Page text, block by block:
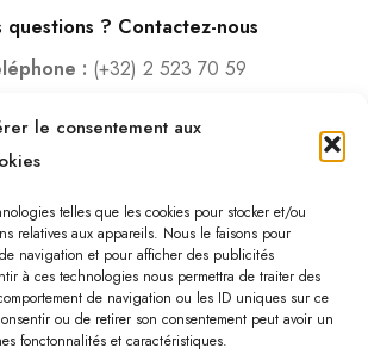
le consentement aux
telles que les cookies pour stocker et/ou
relatives aux appareils. Nous le faisons pour
navigation et pour afficher des publicités
à ces technologies nous permettra de traiter des
de navigation ou les ID uniques sur ce
ou de retirer son consentement peut avoir un
fonctonnalités et caractéristiques.
questions ? Contactez-nous
: (+32) 2 523 70 59
des Deux Gares 6, 1070 Bruxelles
– Samedi :10:00 – 18:30
:10:00-13:00 – 15:00 -18:30
:12:00-18:00